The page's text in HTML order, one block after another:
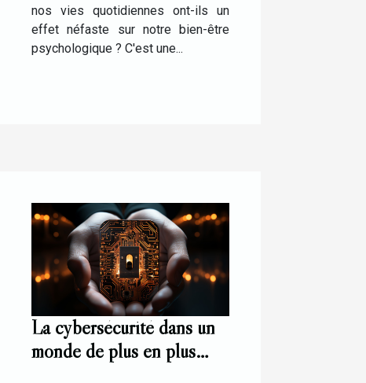
nos vies quotidiennes ont-ils un
effet néfaste sur notre bien-être
psychologique ? C'est une...
La cybersécurité dans un
monde de plus en plus